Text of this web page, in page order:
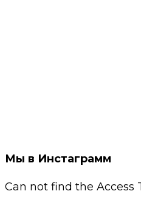
Мы в Инстаграмм
Can not find the Access